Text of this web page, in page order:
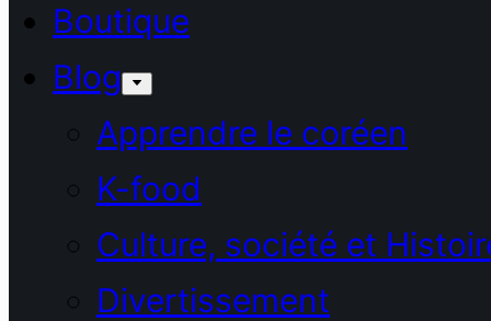
Boutique
Blog
Apprendre le coréen
K-food
Culture, société et
Divertissement